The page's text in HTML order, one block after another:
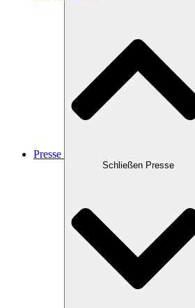
Presse
Schließen Presse